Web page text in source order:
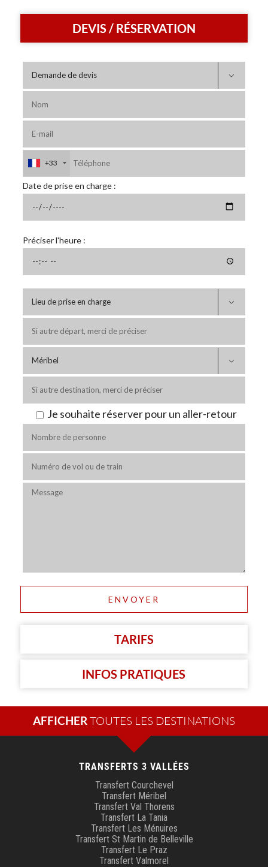
DEVIS / RÉSERVATION

+33
Date de prise en charge :
Préciser l'heure :


Je souhaite réserver pour un aller-retour
TARIFS
INFOS PRATIQUES
AFFICHER
TRANSFERTS 3 VALLÉES
Transfert Courchevel
Transfert Méribel
Transfert Val Thorens
Transfert La Tania
Transfert Les Ménuires
Transfert St Martin de Belleville
Transfert Le Praz
Transfert Valmorel